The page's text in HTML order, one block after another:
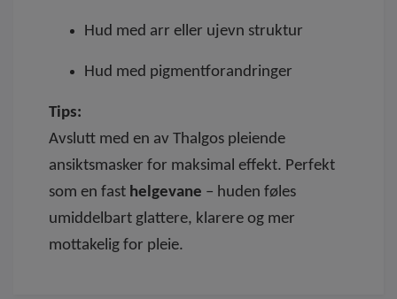
Hud med arr eller ujevn struktur
Hud med pigmentforandringer
Tips:
Avslutt med en av Thalgos pleiende
ansiktsmasker for maksimal effekt. Perfekt
som en fast helgevane – huden føles
umiddelbart glattere, klarere og mer
mottakelig for pleie.